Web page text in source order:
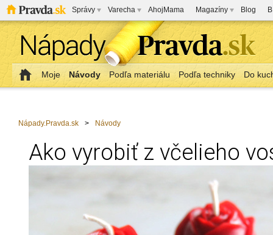
Správy Varecha AhojMama Magazíny Blog
Moje Návody Podľa materiálu Podľa techniky Do
Nápady.Pravda.sk > Návody
Ako vyrobiť z včelieho